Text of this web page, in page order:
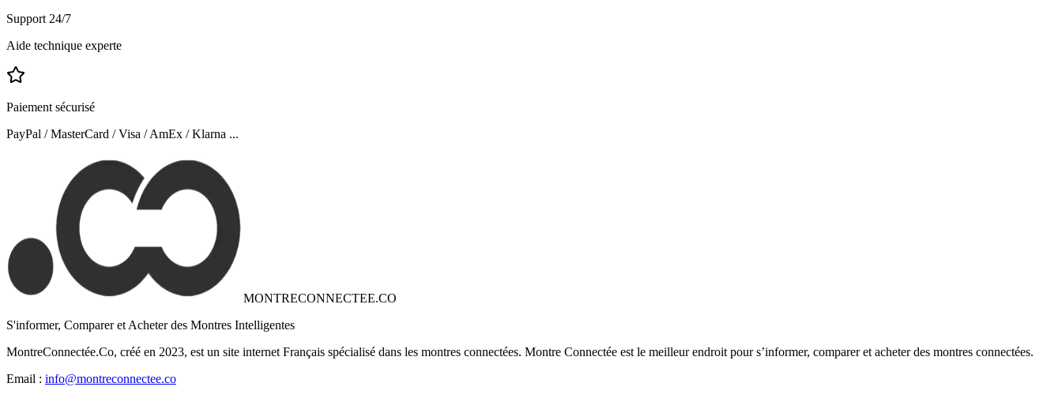
Support 24/7
Aide technique experte
Paiement sécurisé
PayPal / MasterCard / Visa / AmEx / Klarna ...
MONTRECONNECTEE.CO
S'informer, Comparer et Acheter des Montres Intelligentes
MontreConnectée.Co, créé en 2023, est un site internet Français spécialisé dans les montres connectées. Montre Connectée est le meilleur endroit pour s’informer, comparer et acheter des montres connectées.
Email : info@montreconnectee.co